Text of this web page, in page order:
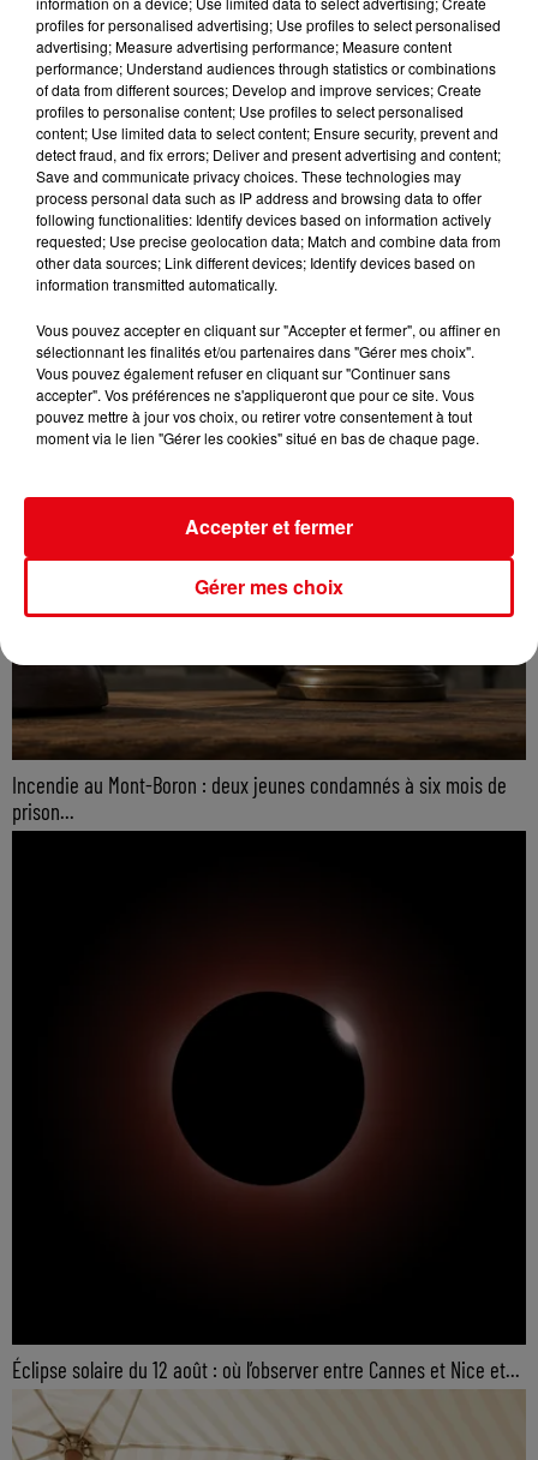
CANICULE : 12 DÉPARTEMENTS EN VIGILANCE ORANGE CE WEEK-END
Incendie au Mont-Boron : deux jeunes condamnés à six mois de
prison...
Éclipse solaire du 12 août : où l’observer entre Cannes et Nice et...
profiles for personalised advertising; Use profiles to select personalised
advertising; Measure advertising performance; Measure content
performance; Understand audiences through statistics or combinations
of data from different sources; Develop and improve services; Create
profiles to personalise content; Use profiles to select personalised
content; Use limited data to select content; Ensure security, prevent and
detect fraud, and fix errors; Deliver and present advertising and content;
Save and communicate privacy choices. These technologies may
process personal data such as IP address and browsing data to offer
following functionalities: Identify devices based on information actively
requested; Use precise geolocation data; Match and combine data from
other data sources; Link different devices; Identify devices based on
information transmitted automatically.
Vous pouvez accepter en cliquant sur "Accepter et fermer", ou affiner en
sélectionnant les finalités et/ou partenaires dans "Gérer mes choix".
Vous pouvez également refuser en cliquant sur "Continuer sans
accepter". Vos préférences ne s'appliqueront que pour ce site. Vous
pouvez mettre à jour vos choix, ou retirer votre consentement à tout
moment via le lien "Gérer les cookies" situé en bas de chaque page.
Gérer mes choix
Accepter et fermer